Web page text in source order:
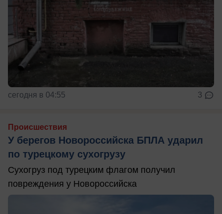
сегодня в 04:55 3
Происшествия
У берегов Новороссийска БПЛА ударил
по турецкому сухогрузу
Сухогруз под турецким флагом получил
повреждения у Новороссийска